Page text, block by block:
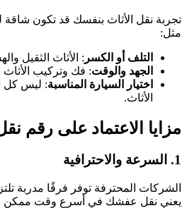
تجربة نقل الأثاث بنفسك قد تكون شاقة
مثل:
التلف أو الكسر : الأثاث الثقيل
الجهد والوقت: فك وتركيب
اختيار السيارة المناسبة: ليس كل
الأثاث.
مزايا الاعتماد على رقم
1. السرعة والاحترافية
الشركات المحترفة توفر فرقًا مدربة
يعني نقل عفشك في أسرع وقت ممكن